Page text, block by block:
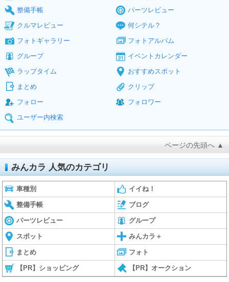
整備手帳
パーツレビュー
クルマレビュー
何シテル？
フォトギャラリー
フォトアルバム
グループ
イベントカレンダー
ラップタイム
おすすめスポット
まとめ
クリップ
フォロー
フォロワー
ユーザー内検索
ページの先頭へ ▲
みんカラ 人気のカテゴリ
車種別 イイね！
整備手帳 ブログ
パーツレビュー グループ
スポット みんカラ＋
まとめ フォト
【PR】ショッピング 【PR】オークション